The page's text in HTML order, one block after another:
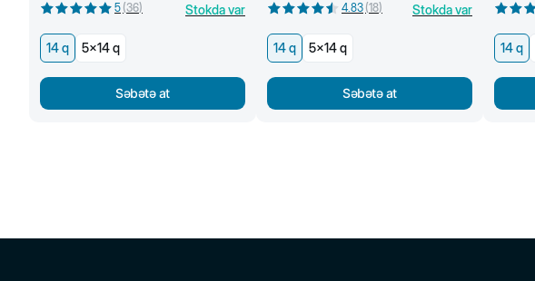
5 (36) Stokda var
14 q 5x14 q
Səbətə at
4.83 (18) Stokda var
14 q 5x14 q
Səbətə at
14 q